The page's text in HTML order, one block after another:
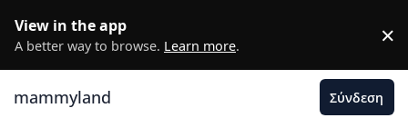
View in the app
A better way to browse. Learn more. ×
mammyland Σύνδεση